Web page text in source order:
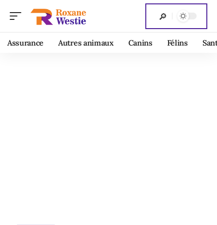
Assurance Autres animaux Canins Félins